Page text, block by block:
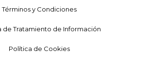
Términos y Condiciones
de Tratamiento de Información
Política de Cookies